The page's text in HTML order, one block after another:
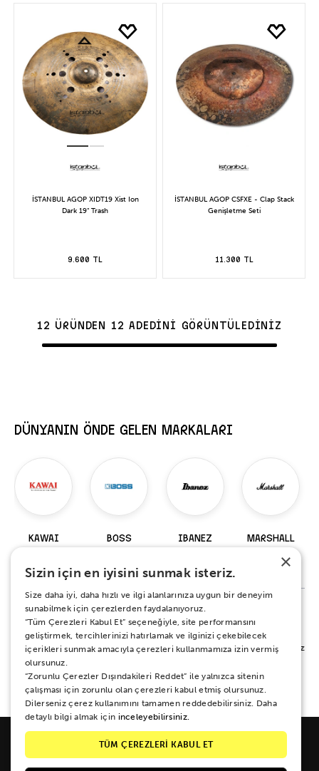
İSTANBUL AGOP XIDT19 Xist Ion
Dark 19" Trash
9.600 TL
İSTANBUL AGOP CSFXE - Clap Stack
Genişletme Seti
11.300 TL
12 ÜRÜNDEN 12 ADEDİNİ GÖRÜNTÜLEDİNİZ
DÜNYANIN ÖNDE GELEN MARKALARI
KAWAI BOSS IBANEZ MARSHALL
%100 MEMNUNİYET SÖZÜ
Alışverişiniz sırasında ya da sonrasında koşulsuz mutluluğunuz için yanınızdayız.
Her ne sebeple olursa olsun 15 gün boyunca iade ve değişim garantisi Zuhal
Müzik güvencesinde.
×
Sizin için en iyisini sunmak isteriz.
Size daha iyi, daha hızlı ve ilgi alanlarınıza uygun bir deneyim
sunabilmek için çerezlerden faydalanıyoruz.
“Tüm Çerezleri Kabul Et” seçeneğiyle, site performansını
geliştirmek, tercihlerinizi hatırlamak ve ilginizi çekebilecek
içerikleri sunmak amacıyla çerezleri kullanmamıza izin vermiş
olursunuz.
“Zorunlu Çerezler Dışındakileri Reddet” ile yalnızca sitenin
çalışması için zorunlu olan çerezleri kabul etmiş olursunuz.
Dilerseniz çerez kullanımını tamamen reddedebilirsiniz. Daha
detaylı bilgi almak için inceleyebilirsiniz.
TÜM ÇEREZLERİ KABUL ET